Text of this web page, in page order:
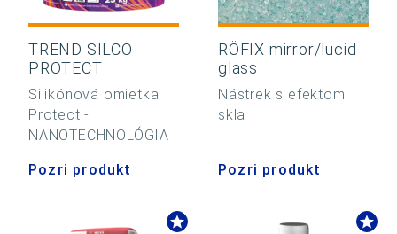
TREND SILCO
PROTECT
Silikónová omietka
Protect -
NANOTECHNOLÓGIA
Pozri produkt
RÖFIX mirror/lucid
glass
Nástrek s efektom
skla
Pozri produkt